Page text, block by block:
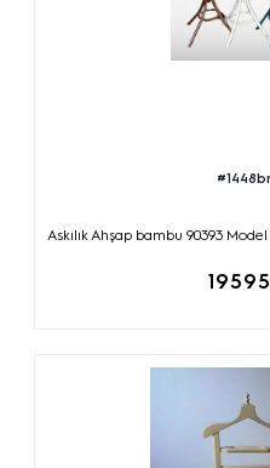
Askılık Ahşap bambu 90393